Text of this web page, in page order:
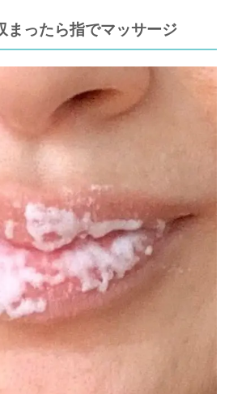
まったら指でマッサージ